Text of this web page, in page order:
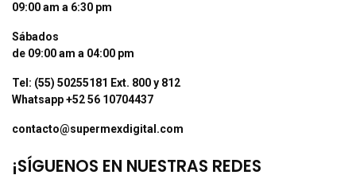
09:00 am a 6:30 pm
Sábados
de 09:00 am a 04:00 pm
Tel: (55) 50255181 Ext. 800 y 812
Whatsapp +52 56 10704437
contacto@supermexdigital.com
¡SÍGUENOS EN NUESTRAS REDES